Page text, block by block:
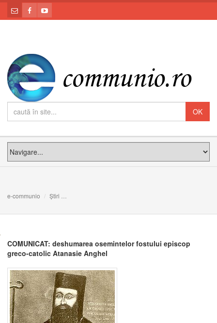
e-communio Știri
COMUNICAT: deshumarea osemintelor fostului episcop
greco-catolic Atanasie Anghel